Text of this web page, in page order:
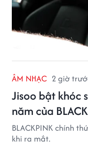
ÂM NHẠC 2 giờ
Jisoo bật khóc
năm của
BLACKPINK chính
khi ra mắt.